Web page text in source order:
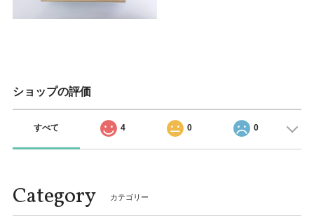
ショップの評価
すべて 4 0 0
Category カテゴリー